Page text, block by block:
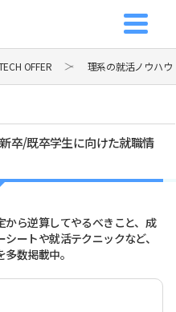
OFFER 理系の就活ノウハウ
卒/既卒学生に向けた就職情
から逆算してやるべきこと、成
ートや就活テクニックなど、
数掲載中。